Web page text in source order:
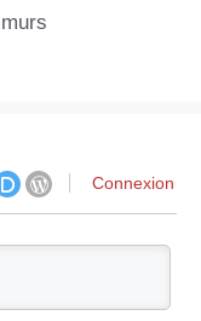
Connexion